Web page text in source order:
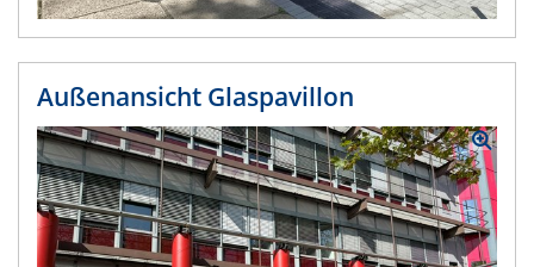
Außenansicht Glaspavillon